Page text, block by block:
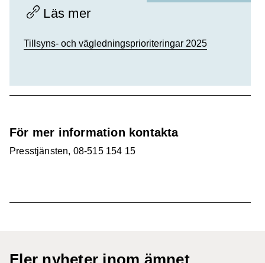
Läs mer
Tillsyns- och vägledningsprioriteringar 2025
För mer information kontakta
Presstjänsten, 08-515 154 15
Fler nyheter inom ämnet